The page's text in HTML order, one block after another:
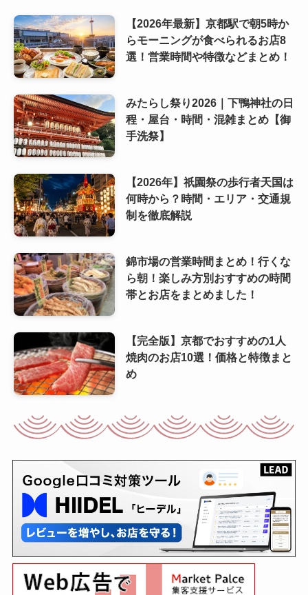
【2026年最新】京都駅で朝5時か
らモーニングが食べられるお店8
選！営業時間や特徴などまとめ！
みたらし祭り2026｜下鴨神社の日
程・屋台・時間・混雑まとめ【御
手洗祭】
【2026年】祇園祭の歩行者天国は
何時から？時間・エリア・交通規
制を徹底解説
錦市場の営業時間まとめ！行くな
ら朝！楽しみ方別おすすめの時間
帯とお店をまとめました！
【完全版】京都でおすすめの1人
焼肉のお店10選！価格と特徴まと
め